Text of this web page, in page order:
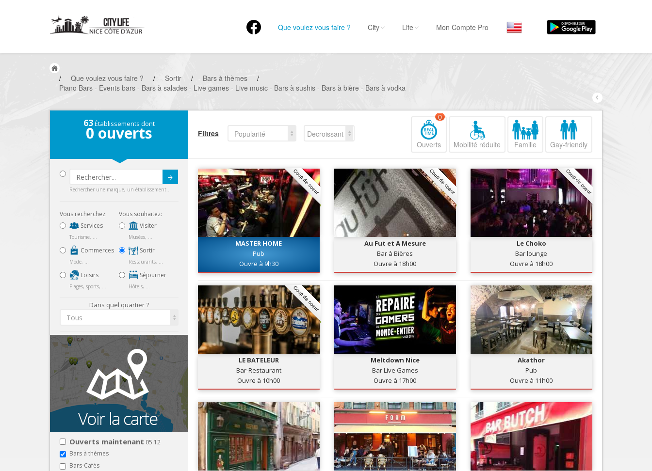
Que voulez vous faire ?
Musées, ...
Sortir
Commerces
Mode, ...
Loisirs
Plages, sports, ...
Services
Nice Promenade du
Nice le Port
Nice le Vieux Nice
Nice les Collines Niçoises
Nice le petit Marais Niçois
Nice la plaine du Var
Nice le Carré d’Or
City Life Mon Compte Pro
/ Que voulez vous faire ? / Sortir / Bars à thèmes
/
Piano Bars - Events bars - Bars à salades - Live games - Live music - Bars à sushis - Bars à bière - Bars à vodka
63Établissements dont
0 ouverts
Rechercher une marque, un établissement...
Vous recherchez:
Services
Tourisme, ...
Commerces
Mode, ...
Loisirs
Plages, sports, ...
Vous souhaitez:
Visiter
Musées, ...
Sortir
Restaurants, ...
Séjourner
Hôtels, ...
Dans quel quartier ?
Tous
Ouverts maintenant 05:12
Bars à thèmes
Bars-Cafés
Filtres Popularité
Decroissant
Ouverts
0
Mobilité réduite Famille Gay-friendly
Coup de coeur
MASTER HOME
Pub
Ouvre à 9h30
Coup de coeur
Au Fut et A Mesure
Bar à Bières
Ouvre à 18h00
Coup de coeur
Le Choko
Bar lounge
Ouvre à 18h00
Coup de coeur
LE BATELEUR
Bar-Restaurant
Ouvre à 10h00
Meltdown Nice
Bar Live Games
Ouvre à 17h00
Akathor
Pub
Ouvre à 11h00